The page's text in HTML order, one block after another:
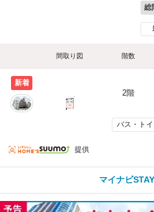
総
間取り図 階数
新着
2階
バス・トイ
提供
マイナビ